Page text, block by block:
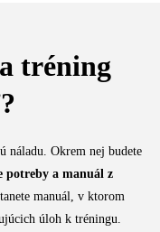
tréning
náladu. Okrem nej budete
potreby a manuál z
manuál, v ktorom
úloh k tréningu.